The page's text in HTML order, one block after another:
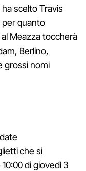
scelto Travis
quanto
Meazza toccherà
Berlino,
grossi nomi
che si
di giovedì 3